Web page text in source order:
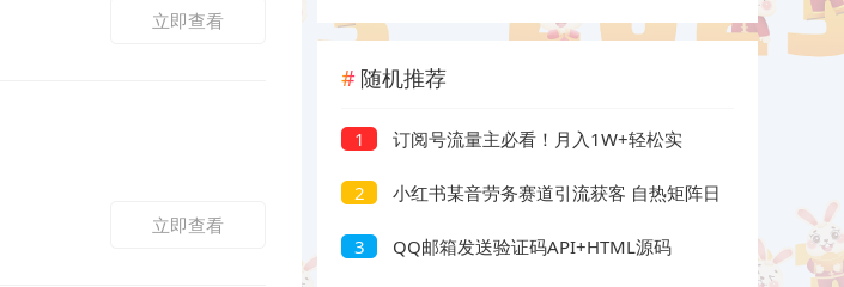
立即查看
立即查看
随机推荐
1
订阅号流量主必看！月入1W+轻松实
现！一键生成爆款文章，快速起号。
2
小红书某音劳务赛道引流获客 自热矩阵日
引200+
3 QQ邮箱发送验证码API+HTML源码